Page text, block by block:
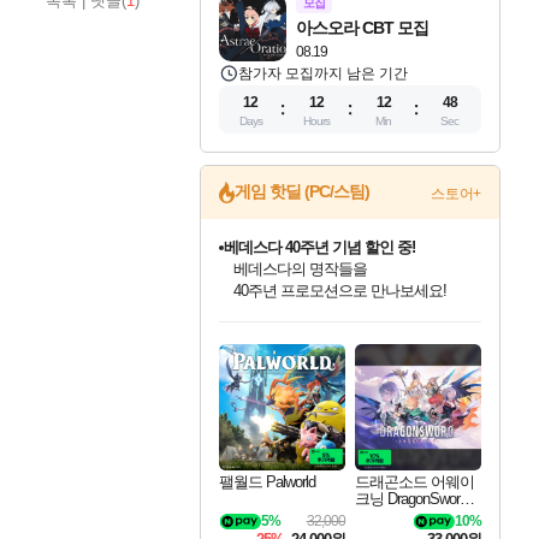
모집
08.19
아스오라 CBT 모집
참가자 모집까지 남은 기간
12
Days
12
Hours
12
Min
47
Sec
게임 핫딜 (PC/스팀) 스토어+
최대 90% 할인가를 만나보세요!
네이버혜택과 함께 만나보세요!
50%할인&추가 적립까지!
이니&베니 혜택까지!
네이버 혜택가와 함께 예약하세요!
할인&네이버혜택으로 만나보세요!
네이버페이 혜택과 만나보세요!
베데스다 40주년 기념 할인 중!
베데스다의 명작들을
40주년 프로모션으로 만나보세요!
네이버 포인트 혜택까지!
할인가에 만나보세요!
일부 에디션 상시 할인!
혜택으로 예약 판매 중
편안하게 충전하세요
팰월드 Palworld
32,000
5%
드래곤소드 어웨이
크닝 DragonSword A
10%